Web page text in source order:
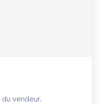
en angle orienté plein Sud
vendeur.